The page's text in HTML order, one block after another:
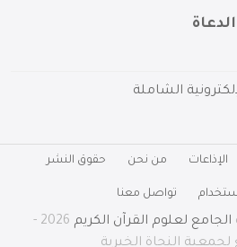
الشاملة
الإذاعات من نحن حقوق النشر
تواصل معنا
الجامع لعلوم القرآن الكريم
2026 -
لجمعية النجاة الخيرية